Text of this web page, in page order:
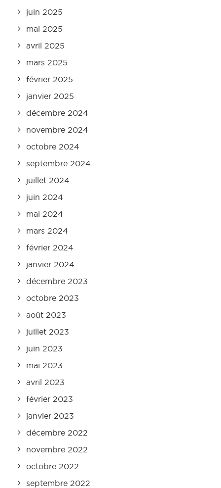
juin 2025
mai 2025
avril 2025
mars 2025
février 2025
janvier 2025
décembre 2024
novembre 2024
octobre 2024
septembre 2024
juillet 2024
juin 2024
mai 2024
mars 2024
février 2024
janvier 2024
décembre 2023
octobre 2023
août 2023
juillet 2023
juin 2023
mai 2023
avril 2023
février 2023
janvier 2023
décembre 2022
novembre 2022
octobre 2022
septembre 2022